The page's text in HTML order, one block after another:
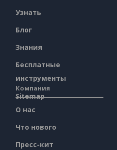
Узнать
Блог
Знания
Бесплатные
инструменты
Sitemap
Компания
О нас
Что нового
Пресс-кит